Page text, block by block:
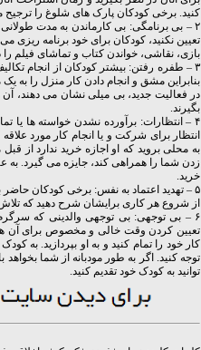
کنید. برخی کودکان پارک های شلوغ را
۲ – بی برنامگی: بی کارماندن به مدت
تعیین نکنید، کودکان برای خود برنامه ریزی
بازی، نقاشی، خواندن کتاب و تماشای فیلم را
۳ – طفره رفتن: بیشتر کودکان از انجام
بنابراین مشق و انجام دادن کار منزل را به
در فعالیت جدید، بی میلی نشان می دهند، آن
بگیرند.
۴ – انتظارات: برآورده نشدن خواسته ها
انتظار برای شرکت و یا انجام کار مورد
به محلی بروید که او اجازه خرید ندارد از
زدن شما را همراهی کند، جایزه می گیرد. به
خرید.
۵ – تهدید اعتماد به نفس: برخی کودکان
از شروع هر کاری برایشان شرح دهید که
۶ – بی توجهی: بی توجهی والدینی که
تعیین کردن وقت خالی و مخصوص برای آن ها
کار خود را تمام کنید و به او بپردازید. به
توجه کنید. اگر به طور مودبانه از شما
توانید به کودک خود تقدیم کنید.